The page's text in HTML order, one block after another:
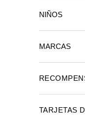
NIÑOS
MARCAS
TARJETAS